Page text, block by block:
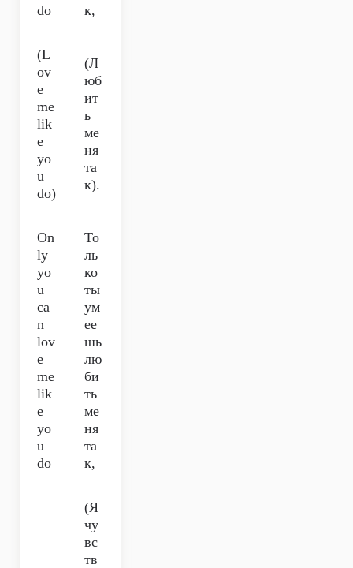
do
к,
(L
ov
e
me
lik
e
yo
u
do)
(Л
юб
ит
ь
ме
ня
та
к).
On
ly
yo
u
ca
n
lov
e
me
lik
e
yo
u
do
То
ль
ко
ты
ум
ее
шь
лю
би
ть
ме
ня
та
к,
(Я
чу
вс
тв